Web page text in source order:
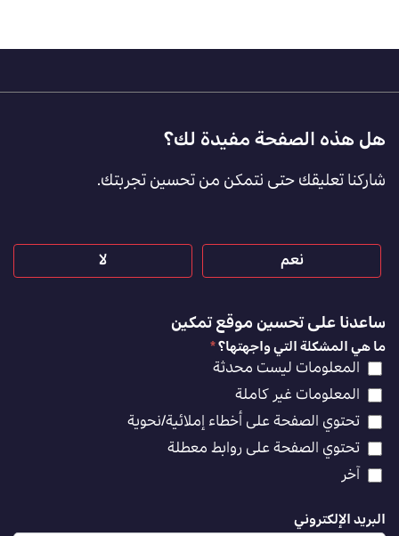
Footer
Feedback
[AR]
هل هذه الصفحة مفيدة لك؟
شاركنا تعليقك حتى نتمكن من تحسين تجربتك.
نعم لا
ساعدنا على تحسين موقع تمكين
ما هي المشكلة التي واجهتها؟*
المعلومات ليست محدثة
المعلومات غير كاملة
تحتوي الصفحة على أخطاء إملائية/نحوية
تحتوي الصفحة على روابط معطلة
آخر
البريد الإلكتروني